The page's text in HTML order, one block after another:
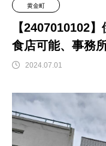
黄金町
【2407010102
食店可能、事務
2024.07.01